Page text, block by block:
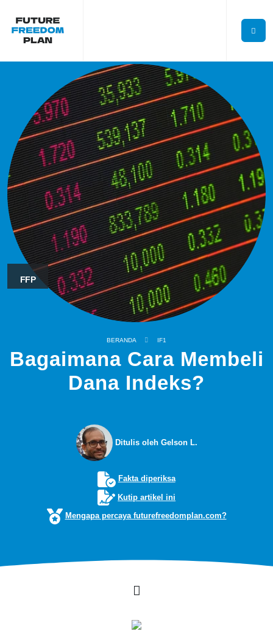
FFP
BERANDA IF1
Bagaimana Cara Membeli
Dana Indeks?
Ditulis oleh Gelson L.
Fakta diperiksa
Kutip artikel ini
Mengapa percaya futurefreedomplan.com?